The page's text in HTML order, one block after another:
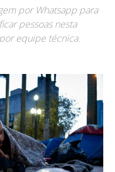
por Whatsapp para
pessoas nesta
equipe técnica.